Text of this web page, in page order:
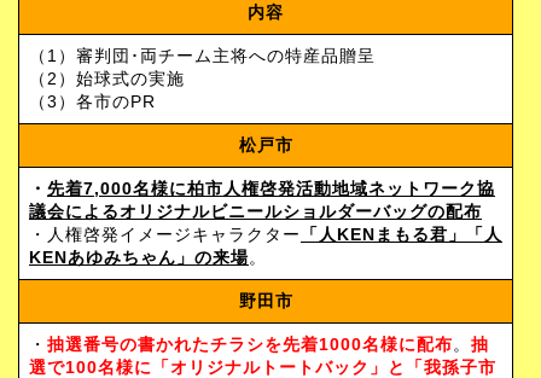
内容
（1）審判団･両チーム主将への特産品贈呈
（2）始球式の実施
（3）各市のPR
松戸市
・ 先着7,000名様に柏市人権啓発活動地域ネットワーク協
議会によるオリジナルビニールショルダーバッグの配布
・人権啓発イメージキャラクター
「人KENまもる君」「人
KENあゆみちゃん」の来場。
野田市
・ 抽選番号の書かれたチラシを先着1000名様に配布。 抽
選で100名様に「オリジナルトートバック」と「我孫子市